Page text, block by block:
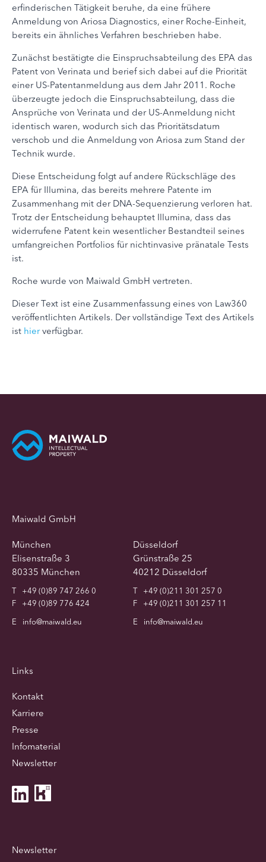
erfinderischen Tätigkeit beruhe, da eine frühere
Anmeldung von Ariosa Diagnostics, einer Roche-Einheit,
bereits ein ähnliches Verfahren beschrieben habe.
Zunächst bestätigte die Einspruchsabteilung des EPA das
Patent von Verinata und berief sich dabei auf die Priorität
einer US-Patentanmeldung aus dem Jahr 2011. Roche
überzeugte jedoch die Einspruchsabteilung, dass die
Ansprüche von Verinata und der US-Anmeldung nicht
identisch waren, wodurch sich das Prioritätsdatum
verschob und die Anmeldung von Ariosa zum Stand der
Technik wurde.
Diese Entscheidung folgt auf andere Rückschläge des
EPA für Illumina, das bereits mehrere Patente im
Zusammenhang mit der DNA-Sequenzierung verloren hat.
Trotz der Entscheidung behauptet Illumina, dass das
widerrufene Patent kein wesentlicher Bestandteil seines
umfangreichen Portfolios für nichtinvasive pränatale Tests
ist.
Roche wurde von Maiwald GmbH vertreten.
Dieser Text ist eine Zusammenfassung eines von Law360
veröffentlichten Artikels. Der vollständige Text des Artikels
ist hierverfügbar.
Maiwald GmbH
München
Elisenstraße 3
80335 München
T
+49 (0)89 747 266 0
F
+49 (0)89 776 424
E
info@maiwald.eu
Düsseldorf
Grünstraße 25
40212 Düsseldorf
T
+49 (0)211 301 257 0
F
+49 (0)211 301 257 11
E
info@maiwald.eu
Links
Kontakt
Karriere
Presse
Infomaterial
Newsletter
Newsletter